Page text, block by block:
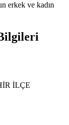
erkek ve kadın
İLÇE